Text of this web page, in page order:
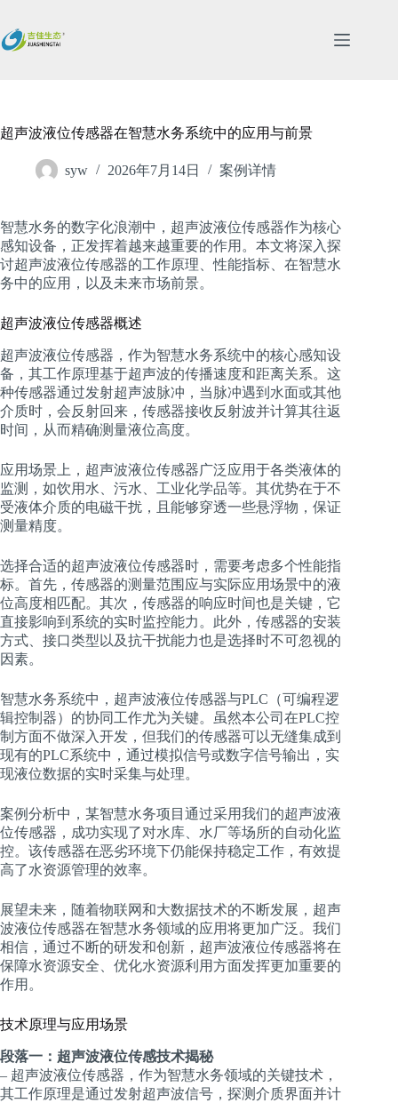
内
超声波液位传感器在智慧水务系统中的应用与前景
syw 2026年7月14日 案例详情
智慧水务的数字化浪潮中，超声波液位传感器作为核心
感知设备，正发挥着越来越重要的作用。本文将深入探
讨超声波液位传感器的工作原理、性能指标、在智慧水
务中的应用，以及未来市场前景。
超声波液位传感器概述
超声波液位传感器，作为智慧水务系统中的核心感知设
备，其工作原理基于超声波的传播速度和距离关系。这
种传感器通过发射超声波脉冲，当脉冲遇到水面或其他
介质时，会反射回来，传感器接收反射波并计算其往返
时间，从而精确测量液位高度。
应用场景上，超声波液位传感器广泛应用于各类液体的
监测，如饮用水、污水、工业化学品等。其优势在于不
受液体介质的电磁干扰，且能够穿透一些悬浮物，保证
测量精度。
选择合适的超声波液位传感器时，需要考虑多个性能指
标。首先，传感器的测量范围应与实际应用场景中的液
位高度相匹配。其次，传感器的响应时间也是关键，它
直接影响到系统的实时监控能力。此外，传感器的安装
方式、接口类型以及抗干扰能力也是选择时不可忽视的
因素。
智慧水务系统中，超声波液位传感器与PLC（可编程逻
辑控制器）的协同工作尤为关键。虽然本公司在PLC控
制方面不做深入开发，但我们的传感器可以无缝集成到
现有的PLC系统中，通过模拟信号或数字信号输出，实
现液位数据的实时采集与处理。
案例分析中，某智慧水务项目通过采用我们的超声波液
位传感器，成功实现了对水库、水厂等场所的自动化监
控。该传感器在恶劣环境下仍能保持稳定工作，有效提
高了水资源管理的效率。
展望未来，随着物联网和大数据技术的不断发展，超声
波液位传感器在智慧水务领域的应用将更加广泛。我们
相信，通过不断的研发和创新，超声波液位传感器将在
保障水资源安全、优化水资源利用方面发挥更加重要的
作用。
技术原理与应用场景
段落一：超声波液位传感技术揭秘
– 超声波液位传感器，作为智慧水务领域的关键技术，
其工作原理是通过发射超声波信号，探测介质界面并计